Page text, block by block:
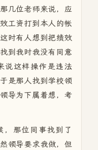
几位老师来说，应
工资打到本人的帐
时有人想到把绩效
到我时我没有同意
说这样操作是违法
是那人找到学校领
导为下属着想，考
，那位同事找到了
领导要求我做，但